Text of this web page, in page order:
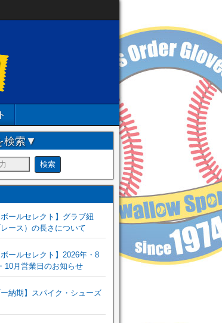
検索▼
ボールセレクト】グラブ紐
レース）の長さについて
ボールセレクト】2026年・8
10月営業日のお知らせ
ー納期】スパイク・シューズ